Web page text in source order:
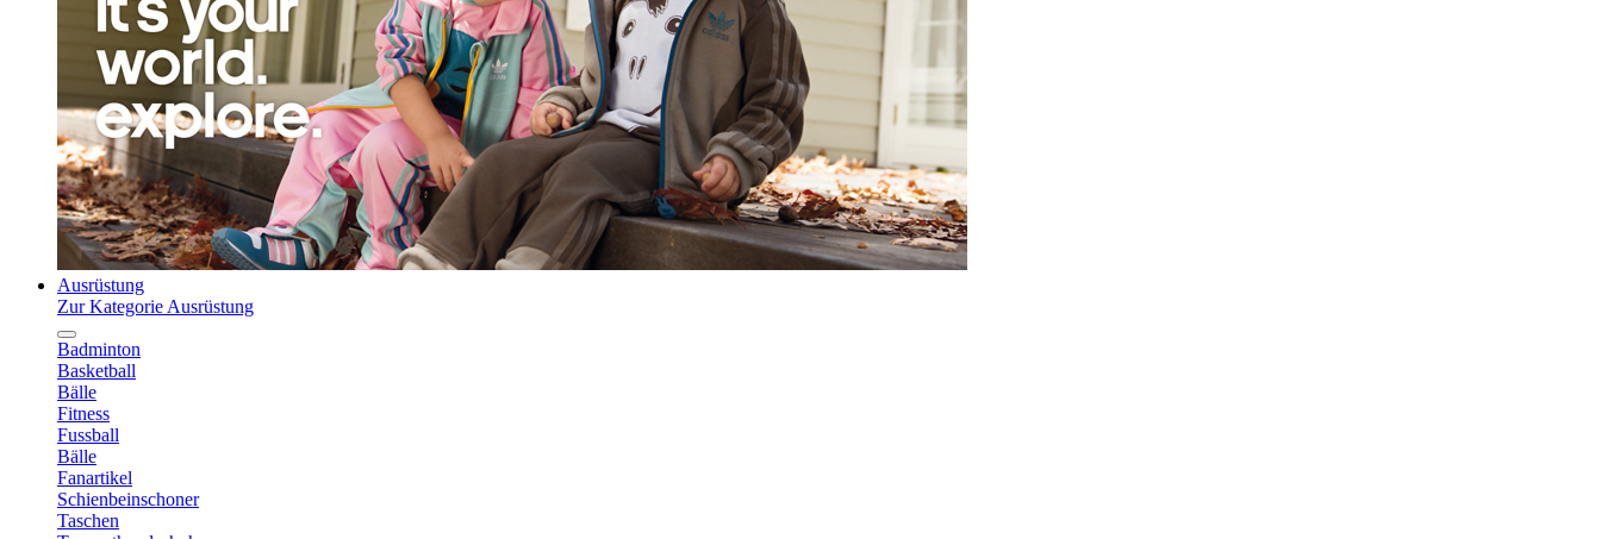
Ausrüstung
Zur Kategorie Ausrüstung
Badminton
Basketball
Bälle
Fitness
Fussball
Bälle
Fanartikel
Schienbeinschoner
Taschen